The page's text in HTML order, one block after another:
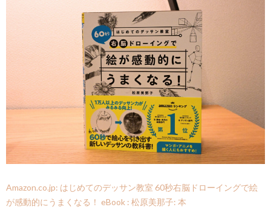
Amazon.co.jp: はじめてのデッサン教室 60秒右脳ドローイングで絵
が感動的にうまくなる！ eBook : 松原美那子: 本